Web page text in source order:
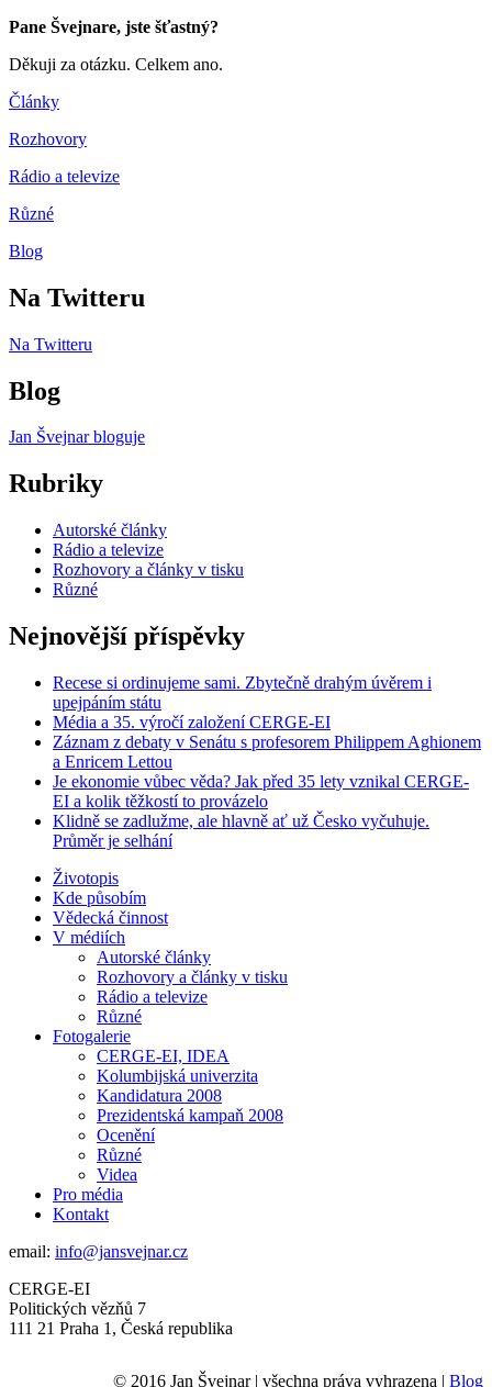
Pane Švejnare, jste šťastný?
Děkuji za otázku. Celkem ano.
Články
Rozhovory
Rádio a televize
Různé
Blog
Na Twitteru
Na Twitteru
Blog
Jan Švejnar bloguje
Rubriky
Autorské články
Rádio a televize
Rozhovory a články v tisku
Různé
Nejnovější příspěvky
Recese si ordinujeme sami. Zbytečně drahým úvěrem i
upejpáním státu
Média a 35. výročí založení CERGE-EI
Záznam z debaty v Senátu s profesorem Philippem Aghionem
a Enricem Lettou
Je ekonomie vůbec věda? Jak před 35 lety vznikal CERGE-
EI a kolik těžkostí to provázelo
Klidně se zadlužme, ale hlavně ať už Česko vyčuhuje.
Průměr je selhání
Životopis
Kde působím
Vědecká činnost
V médiích
Autorské články
Rozhovory a články v tisku
Rádio a televize
Různé
Fotogalerie
CERGE-EI, IDEA
Kolumbijská univerzita
Kandidatura 2008
Prezidentská kampaň 2008
Ocenění
Různé
Videa
Pro média
Kontakt
email: info@jansvejnar.cz
CERGE-EI
Politických vězňů 7
111 21 Praha 1, Česká republika
© 2016 Jan Švejnar | všechna práva vyhrazena | Blog